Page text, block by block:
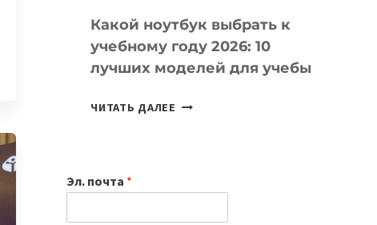
КОДА
Какой ноутбук выбрать к
учебному году 2026: 10
лучших моделей для учебы
ЧИТАТЬ ДАЛЕЕ КАКОЙ
Эл. почта *